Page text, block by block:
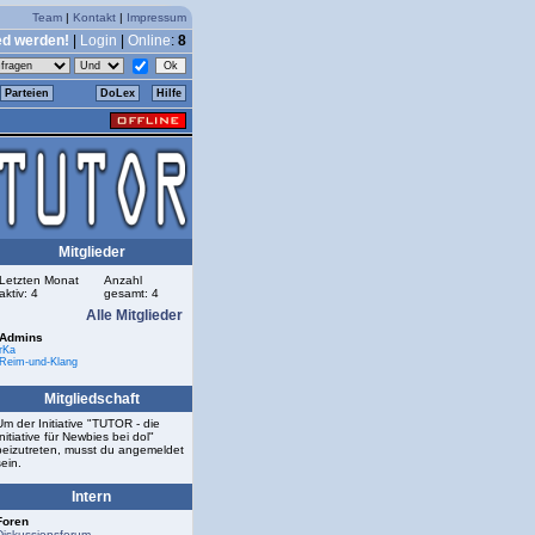
Team | Kontakt | Impressum
werden! Login Online: 8
Parteien DoLex Hilfe
Mitglieder
Letzten Monat
aktiv: 4
Anzahl
gesamt: 4
Alle Mitglieder
Admins
rKa
Reim-und-Klang
Mitgliedschaft
der Initiative "TUTOR - die
für Newbies bei dol"
musst du angemeldet
Intern